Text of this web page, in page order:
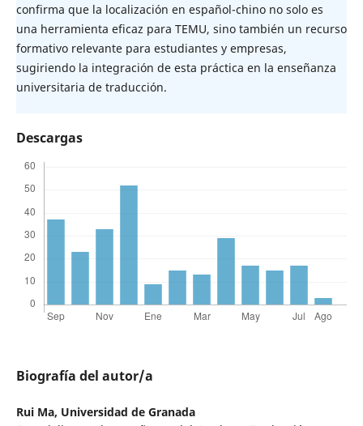
confirma que la localización en español-chino no solo es
una herramienta eficaz para TEMU, sino también un recurso
formativo relevante para estudiantes y empresas,
sugiriendo la integración de esta práctica en la enseñanza
universitaria de traducción.
Descargas
Biografía del autor/a
Rui Ma, Universidad de Granada